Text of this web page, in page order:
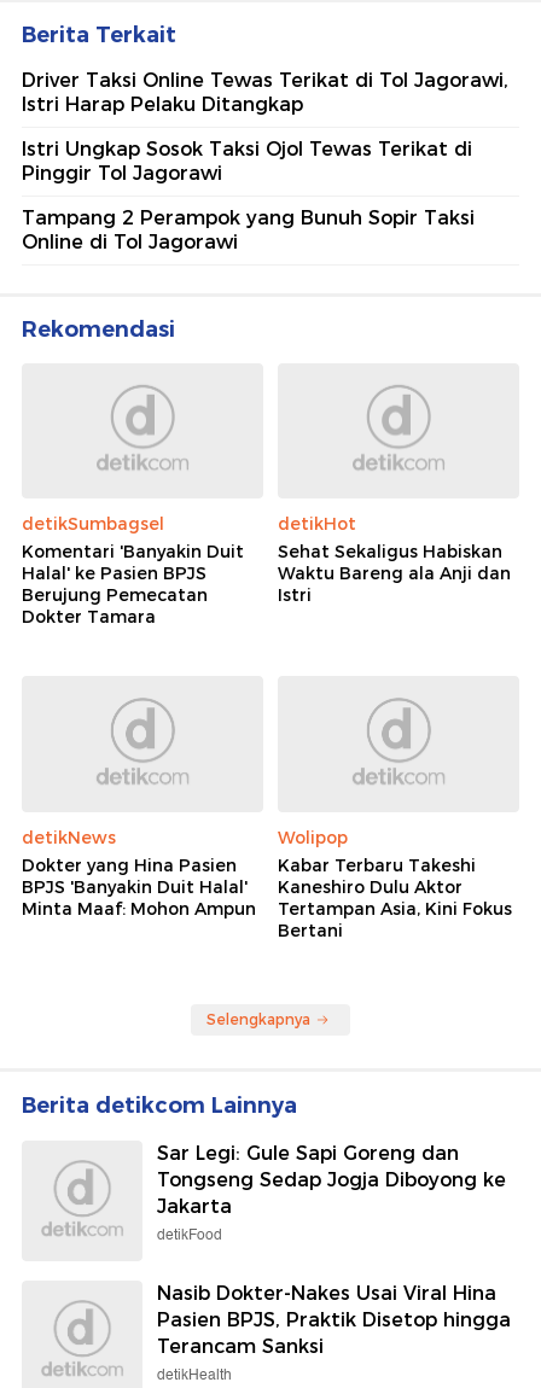
Berita Terkait
Driver Taksi Online Tewas Terikat di Tol Jagorawi,
Istri Harap Pelaku Ditangkap
Istri Ungkap Sosok Taksi Ojol Tewas Terikat di
Pinggir Tol Jagorawi
Tampang 2 Perampok yang Bunuh Sopir Taksi
Online di Tol Jagorawi
Rekomendasi
detikSumbagsel
Komentari 'Banyakin Duit
Halal' ke Pasien BPJS
Berujung Pemecatan
Dokter Tamara
detikHot
Sehat Sekaligus Habiskan
Waktu Bareng ala Anji dan
Istri
detikNews
Dokter yang Hina Pasien
BPJS 'Banyakin Duit Halal'
Minta Maaf: Mohon Ampun
Wolipop
Kabar Terbaru Takeshi
Kaneshiro Dulu Aktor
Tertampan Asia, Kini Fokus
Bertani
Selengkapnya
Berita detikcom Lainnya
Sar Legi: Gule Sapi Goreng dan
Tongseng Sedap Jogja Diboyong ke
Jakarta
detikFood
Nasib Dokter-Nakes Usai Viral Hina
Pasien BPJS, Praktik Disetop hingga
Terancam Sanksi
detikHealth